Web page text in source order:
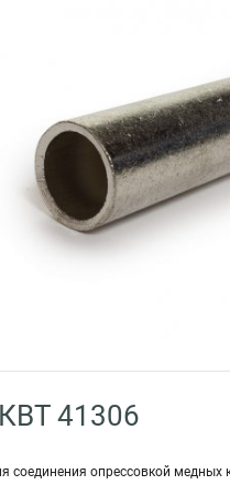
41306
соединения опрессовкой медных